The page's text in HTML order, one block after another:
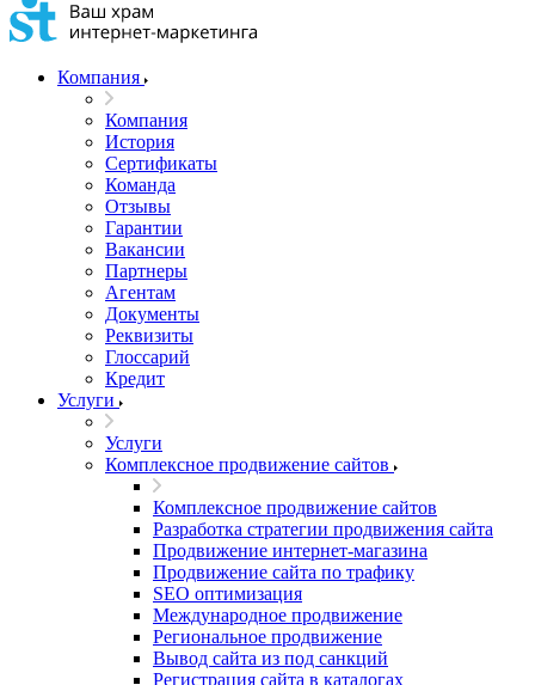
Компания
Компания
История
Сертификаты
Команда
Отзывы
Гарантии
Вакансии
Партнеры
Агентам
Документы
Реквизиты
Глоссарий
Кредит
Услуги
Услуги
Комплексное продвижение сайтов
Комплексное продвижение сайтов
Разработка стратегии продвижения сайта
Продвижение интернет-магазина
Продвижение сайта по трафику
SEO оптимизация
Международное продвижение
Региональное продвижение
Вывод сайта из под санкций
Регистрация сайта в каталогах